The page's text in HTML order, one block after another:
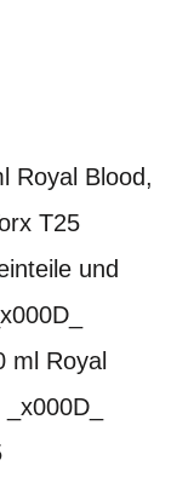
Royal Blood,
T25
und
ml Royal